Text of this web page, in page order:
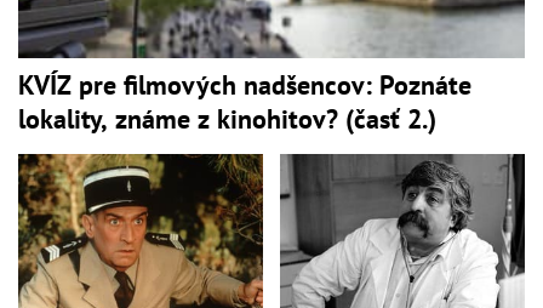
KVÍZ pre filmových nadšencov: Poznáte
lokality, známe z kinohitov? (časť 2.)